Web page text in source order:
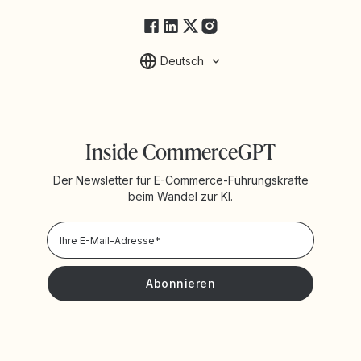
Deutsch
Inside CommerceGPT
Der Newsletter für E-Commerce-Führungskräfte
beim Wandel zur KI.